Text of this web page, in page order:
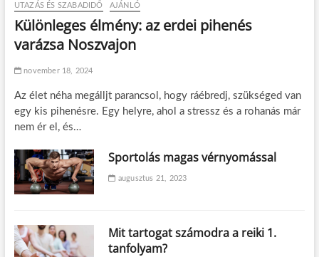
UTAZÁS ÉS SZABADIDŐ AJÁNLÓ
Különleges élmény: az erdei pihenés
varázsa Noszvajon
november 18, 2024
Az élet néha megálljt parancsol, hogy ráébredj, szükséged van
egy kis pihenésre. Egy helyre, ahol a stressz és a rohanás már
nem ér el, és…
Sportolás magas vérnyomással
augusztus 21, 2023
Mit tartogat számodra a reiki 1.
tanfolyam?